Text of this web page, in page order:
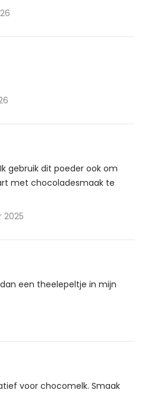
gebruik dit poeder ook om
met chocoladesmaak te
2025
een theelepeltje in mijn
voor chocomelk. Smaak